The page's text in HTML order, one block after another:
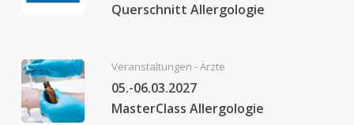
Querschnitt Allergologie
Veranstaltungen - Ärzte
05.-06.03.2027
MasterClass Allergologie